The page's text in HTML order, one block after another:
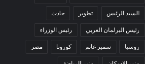
السيد الرئيس تطوير حادث
رئيس البرلمان العربي رئيس الوزراء
روسيا سمير غانم كورونا مصر